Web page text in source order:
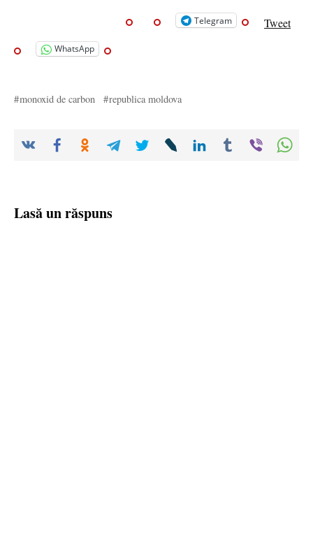
Telegram Tweet
WhatsApp
monoxid de carbon republica moldova
Lasă un răspuns